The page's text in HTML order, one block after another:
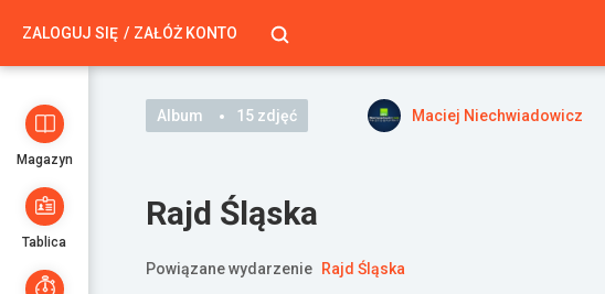
ZALOGUJ SIĘ ZAŁÓŻ KONTO
Magazyn
Tablica
Album 15 zdjęć Maciej Niechwiadowicz
Rajd Śląska
Powiązane wydarzenie Rajd Śląska